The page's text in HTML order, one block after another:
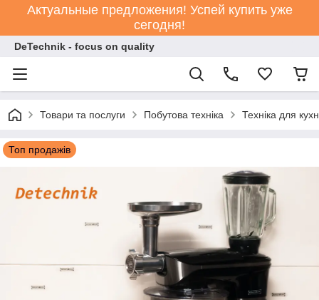
Актуальные предложения! Успей купить уже
сегодня!
DeTechnik - focus on quality
Товари та послуги Побутова техніка Техніка для
Топ продажів